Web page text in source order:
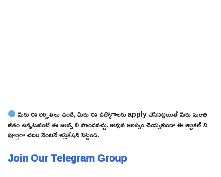
మీకు ఈ అర్హతలు ఉండి, మీరు ఈ ఉద్యోగాలకు apply చేసినట్లయితే మీరు మంచి
జీతం ఉన్నటువంటి ఈ జాబ్స్ ని పొందవచ్చు. కావున ఆలస్యం చెయ్యకుండా ఈ ఆర్టికల్ ని
పూర్తిగా చదివి వెంటనే అప్లికేషన్ పెట్టండి.
Join Our Telegram Group